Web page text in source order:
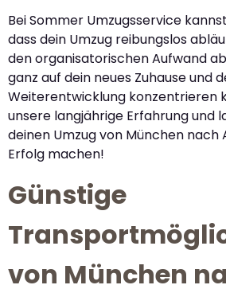
Bei Sommer Umzugsservice
dass dein Umzug reibungslos
den organisatorischen Aufwand
ganz auf dein neues Zuhause und
Weiterentwicklung konzentrieren
unsere langjährige Erfahrung und
deinen Umzug von München nach
Erfolg machen!
Günstige
von München